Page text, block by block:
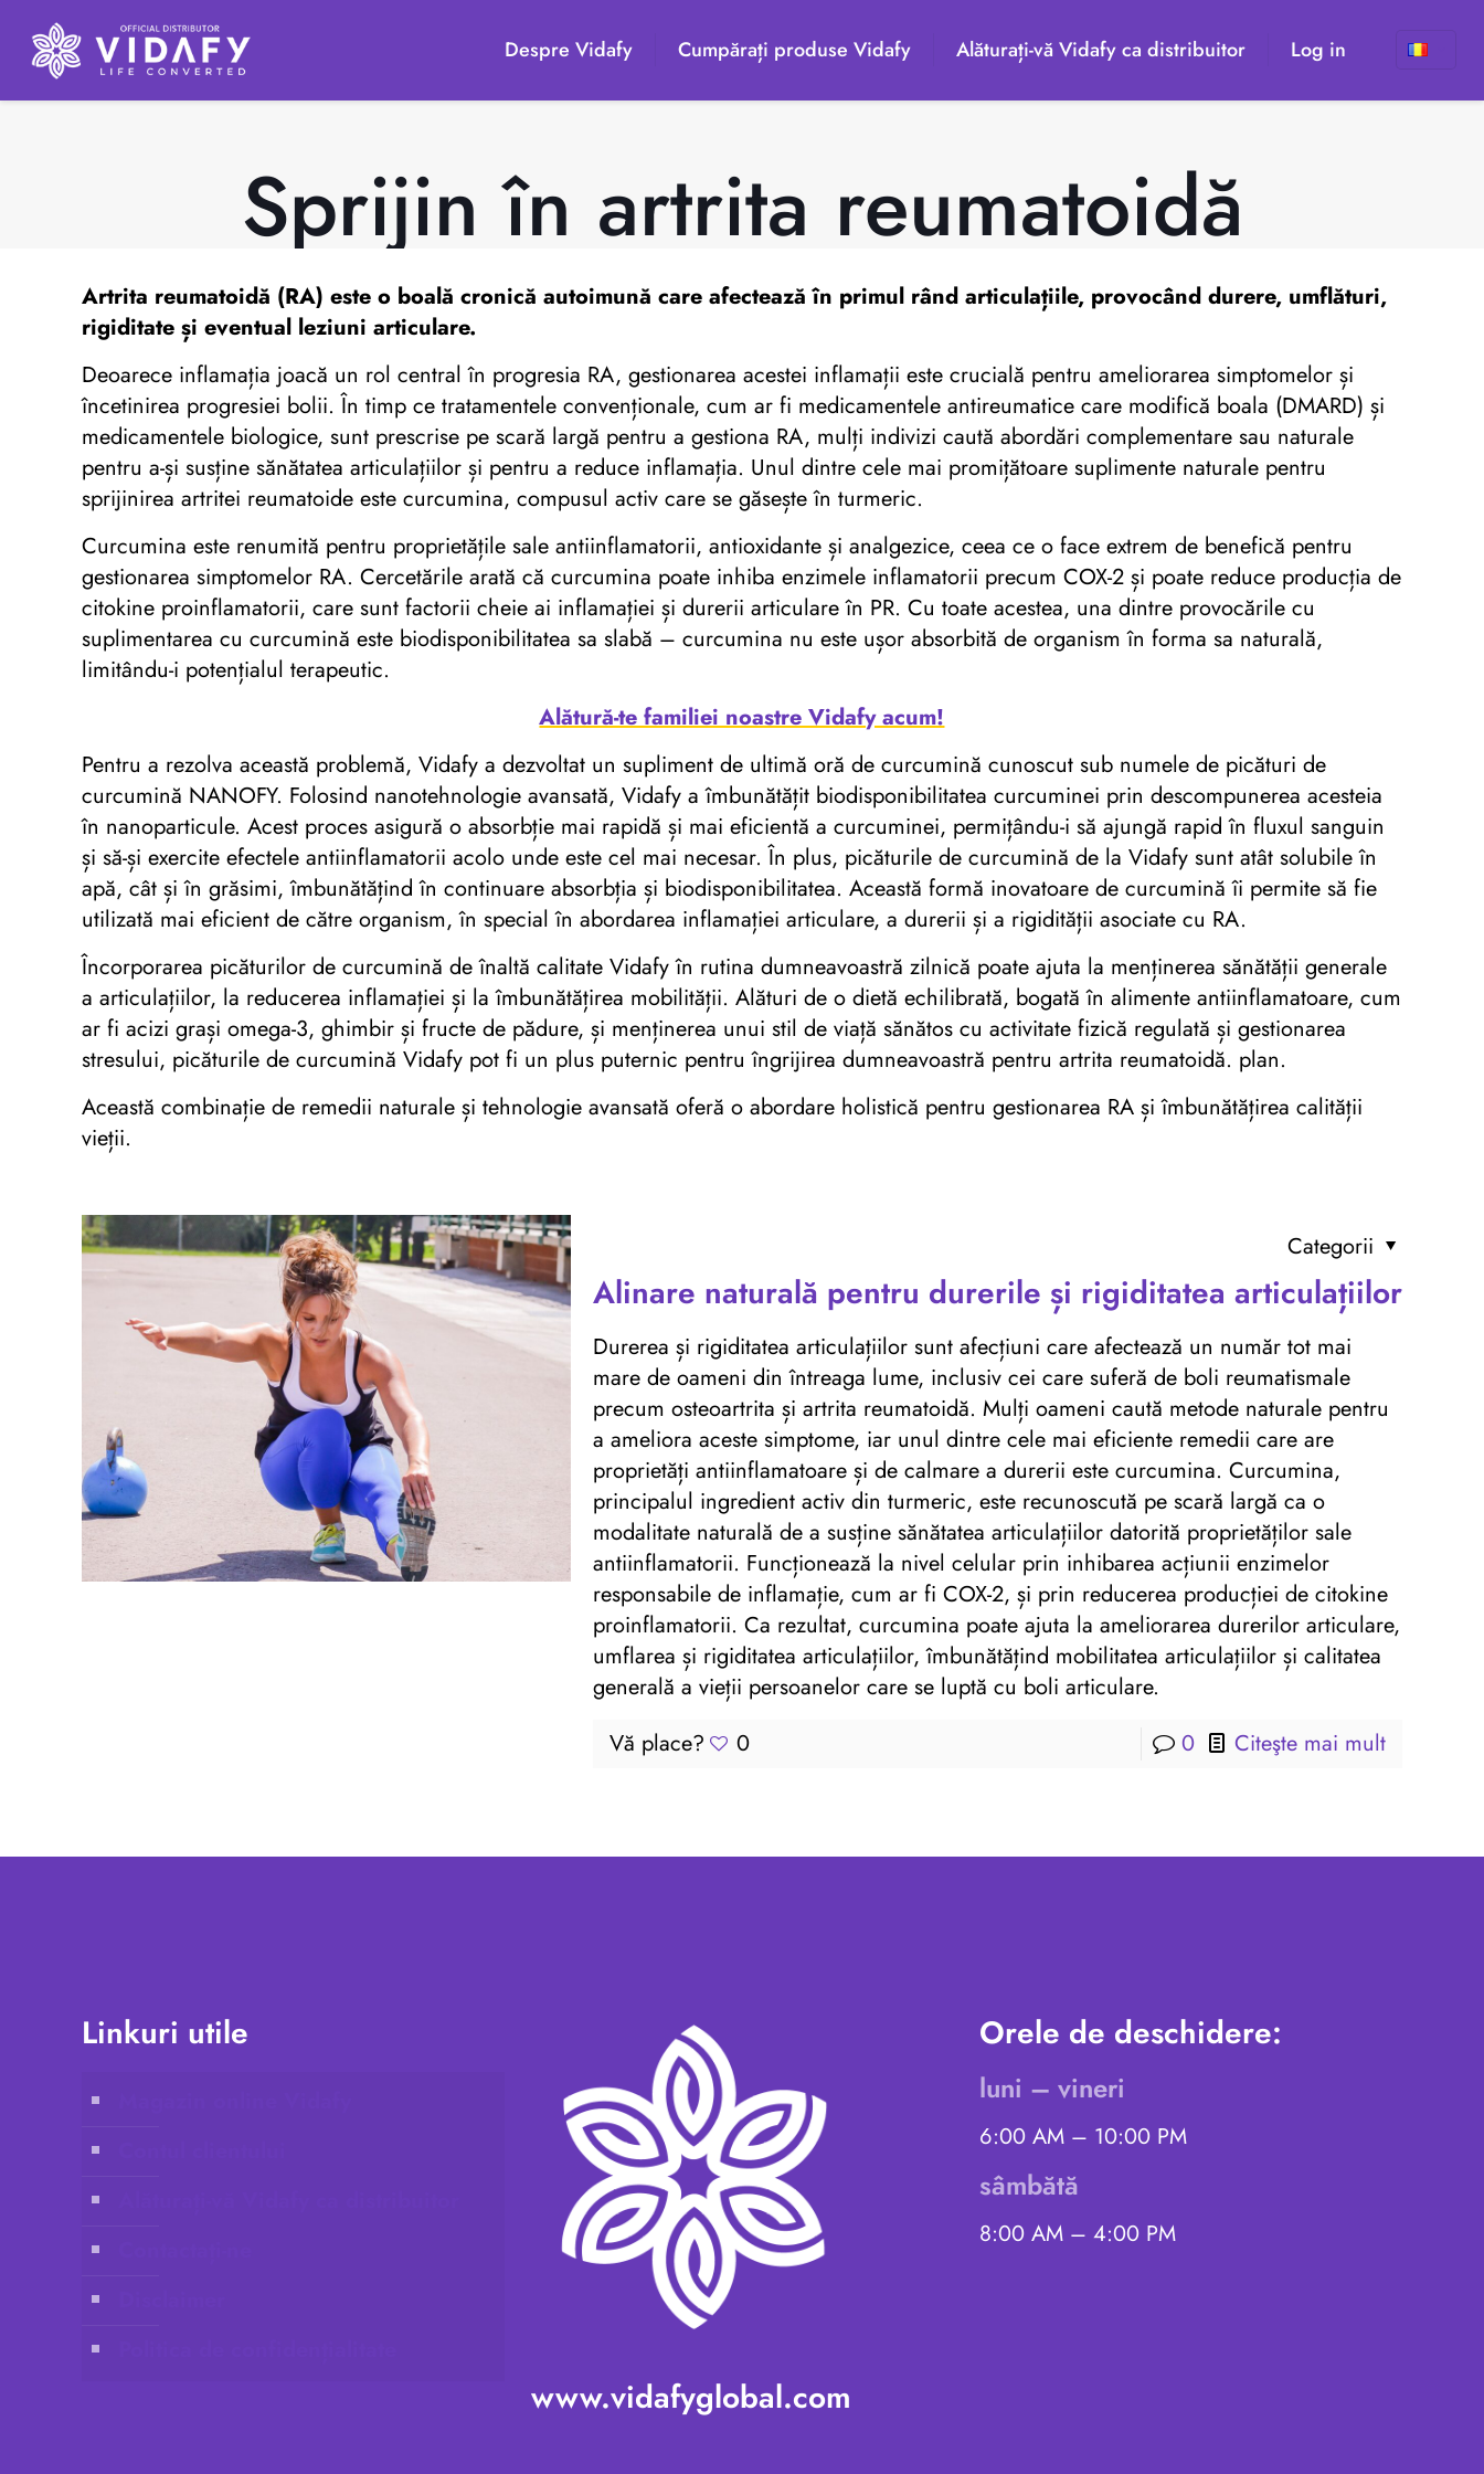
Despre Vidafy Cumpărați produse Vidafy Alăturați-vă Vidafy ca distribuitor Log in
Sprijin în artrita reumatoidă
Artrita reumatoidă (RA) este o boală cronică autoimună care afectează în primul rând articulațiile, provocând durere, umflături,
rigiditate și eventual leziuni articulare.
Deoarece inflamația joacă un rol central în progresia RA, gestionarea acestei inflamații este crucială pentru ameliorarea simptomelor și
încetinirea progresiei bolii. În timp ce tratamentele convenționale, cum ar fi medicamentele antireumatice care modifică boala (DMARD) și
medicamentele biologice, sunt prescrise pe scară largă pentru a gestiona RA, mulți indivizi caută abordări complementare sau naturale
pentru a-și susține sănătatea articulațiilor și pentru a reduce inflamația. Unul dintre cele mai promițătoare suplimente naturale pentru
sprijinirea artritei reumatoide este curcumina, compusul activ care se găsește în turmeric.
Curcumina este renumită pentru proprietățile sale antiinflamatorii, antioxidante și analgezice, ceea ce o face extrem de benefică pentru
gestionarea simptomelor RA. Cercetările arată că curcumina poate inhiba enzimele inflamatorii precum COX-2 și poate reduce producția de
citokine proinflamatorii, care sunt factorii cheie ai inflamației și durerii articulare în PR. Cu toate acestea, una dintre provocările cu
suplimentarea cu curcumină este biodisponibilitatea sa slabă – curcumina nu este ușor absorbită de organism în forma sa naturală,
limitându-i potențialul terapeutic.
Alătură-te familiei noastre Vidafy acum!
Pentru a rezolva această problemă, Vidafy a dezvoltat un supliment de ultimă oră de curcumină cunoscut sub numele de picături de
curcumină NANOFY. Folosind nanotehnologie avansată, Vidafy a îmbunătățit biodisponibilitatea curcuminei prin descompunerea acesteia
în nanoparticule. Acest proces asigură o absorbție mai rapidă și mai eficientă a curcuminei, permițându-i să ajungă rapid în fluxul sanguin
și să-și exercite efectele antiinflamatorii acolo unde este cel mai necesar. În plus, picăturile de curcumină de la Vidafy sunt atât solubile în
apă, cât și în grăsimi, îmbunătățind în continuare absorbția și biodisponibilitatea. Această formă inovatoare de curcumină îi permite să fie
utilizată mai eficient de către organism, în special în abordarea inflamației articulare, a durerii și a rigidității asociate cu RA.
Încorporarea picăturilor de curcumină de înaltă calitate Vidafy în rutina dumneavoastră zilnică poate ajuta la menținerea sănătății generale
a articulațiilor, la reducerea inflamației și la îmbunătățirea mobilității. Alături de o dietă echilibrată, bogată în alimente antiinflamatoare, cum
ar fi acizi grași omega-3, ghimbir și fructe de pădure, și menținerea unui stil de viață sănătos cu activitate fizică regulată și gestionarea
stresului, picăturile de curcumină Vidafy pot fi un plus puternic pentru îngrijirea dumneavoastră pentru artrita reumatoidă. plan.
Această combinație de remedii naturale și tehnologie avansată oferă o abordare holistică pentru gestionarea RA și îmbunătățirea calității
vieții.
Categorii
Alinare naturală pentru durerile și rigiditatea articulațiilor
Durerea și rigiditatea articulațiilor sunt afecțiuni care afectează un număr tot mai
mare de oameni din întreaga lume, inclusiv cei care suferă de boli reumatismale
precum osteoartrita și artrita reumatoidă. Mulți oameni caută metode naturale pentru
a ameliora aceste simptome, iar unul dintre cele mai eficiente remedii care are
proprietăți antiinflamatoare și de calmare a durerii este curcumina. Curcumina,
principalul ingredient activ din turmeric, este recunoscută pe scară largă ca o
modalitate naturală de a susține sănătatea articulațiilor datorită proprietăților sale
antiinflamatorii. Funcționează la nivel celular prin inhibarea acțiunii enzimelor
responsabile de inflamație, cum ar fi COX-2, și prin reducerea producției de citokine
proinflamatorii. Ca rezultat, curcumina poate ajuta la ameliorarea durerilor articulare,
umflarea și rigiditatea articulațiilor, îmbunătățind mobilitatea articulațiilor și calitatea
generală a vieții persoanelor care se luptă cu boli articulare.
Vă place?
0 0 Citeşte mai mult
Linkuri utile
www.vidafyglobal.com
Orele de deschidere:
luni – vineri
6:00 AM – 10:00 PM
sâmbătă
8:00 AM – 4:00 PM